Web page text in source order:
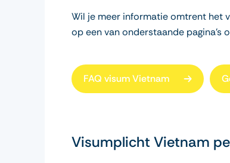
Wil je meer informatie omtrent het
op een van onderstaande pagina’s
FAQ visum Vietnam
Visumplicht Vietnam